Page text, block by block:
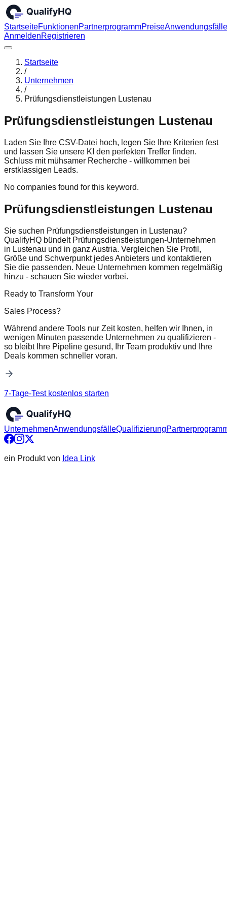
StartseiteFunktionenPartnerprogrammPreiseAnwendungsfälle
AnmeldenRegistrieren
Startseite
/
Unternehmen
/
Prüfungsdienstleistungen Lustenau
Prüfungsdienstleistungen Lustenau
Laden Sie Ihre CSV-Datei hoch, legen Sie Ihre Kriterien fest
und lassen Sie unsere KI den perfekten Treffer finden.
Schluss mit mühsamer Recherche - willkommen bei
erstklassigen Leads.
No companies found for this keyword.
Prüfungsdienstleistungen Lustenau
Sie suchen Prüfungsdienstleistungen in Lustenau?
QualifyHQ bündelt Prüfungsdienstleistungen-Unternehmen
in Lustenau und in ganz Austria. Vergleichen Sie Profil,
Größe und Schwerpunkt jedes Anbieters und kontaktieren
Sie die passenden. Neue Unternehmen kommen regelmäßig
hinzu - schauen Sie wieder vorbei.
Ready to Transform Your
Sales Process?
Während andere Tools nur Zeit kosten, helfen wir Ihnen, in
wenigen Minuten passende Unternehmen zu qualifizieren -
so bleibt Ihre Pipeline gesund, Ihr Team produktiv und Ihre
Deals kommen schneller voran.
7-Tage-Test kostenlos starten
UnternehmenAnwendungsfälleQualifizierung
ein Produkt von Idea Link